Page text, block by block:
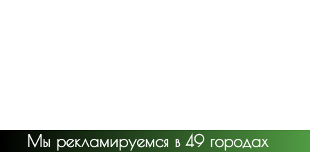
Мы рекламируемся в 49 городах